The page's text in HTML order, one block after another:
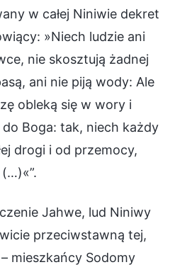
w całej Niniwie dekret
»Niech ludzie ani
nie skosztują żadnej
ani nie piją wody: Ale
obleką się w wory i
Boga: tak, niech każdy
drogi i od przemocy,
Jahwe, lud Niniwy
przeciwstawną tej,
mieszkańcy Sodomy